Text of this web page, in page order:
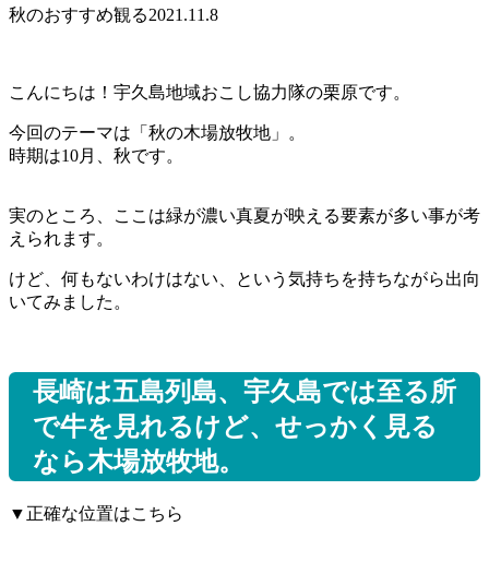
秋のおすすめ観る2021.11.8
こんにちは！宇久島地域おこし協力隊の栗原です。
今回のテーマは「秋の木場放牧地」。
時期は10月、秋です。
実のところ、ここは緑が濃い真夏が映える要素が多い事が考
えられます。
けど、何もないわけはない、という気持ちを持ちながら出向
いてみました。
長崎は五島列島、宇久島では至る所
で牛を見れるけど、せっかく見る
なら木場放牧地。
▼正確な位置はこちら